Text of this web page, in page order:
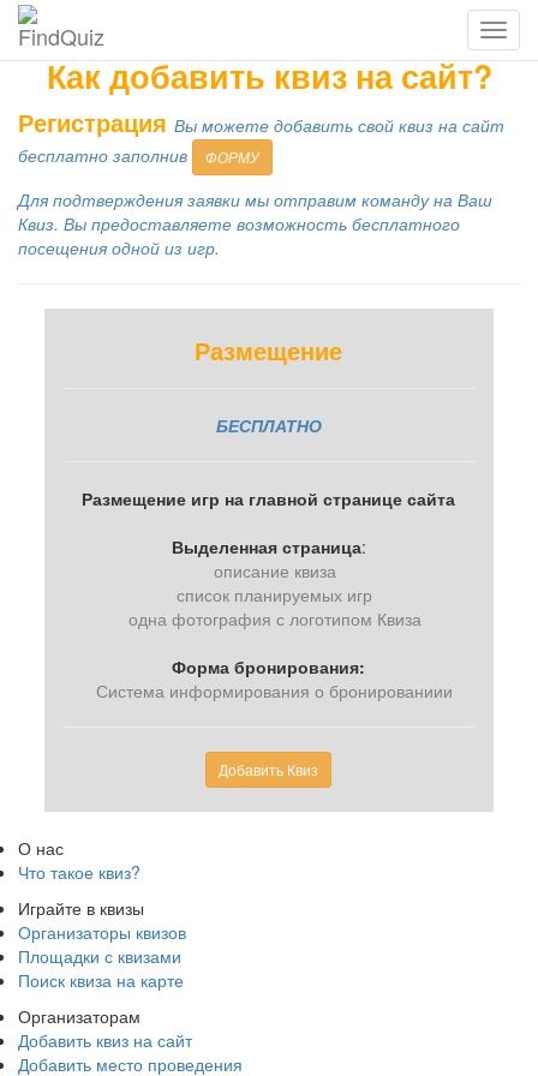
Как добавить квиз на сайт?
Регистрация Вы можете добавить свой квиз на сайт
бесплатно заполнив
ФОРМУ
Для подтверждения заявки мы отправим команду на Ваш
Квиз. Вы предоставляете возможность бесплатного
посещения одной из игр.
Размещение
БЕСПЛАТНО
Размещение игр на главной странице сайта
Выделенная страница:
описание квиза
список планируемых игр
одна фотография с логотипом Квиза
Форма бронирования:
Система информирования о бронированиии
Добавить Квиз
О нас
Что такое квиз?
Играйте в квизы
Организаторы квизов
Площадки с квизами
Поиск квиза на карте
Организаторам
Добавить квиз на сайт
Добавить место проведения